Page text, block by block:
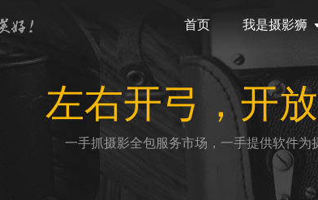
首页 我是摄影狮
左右开弓，开
一手抓摄影全包服务市场，一手提供软件为